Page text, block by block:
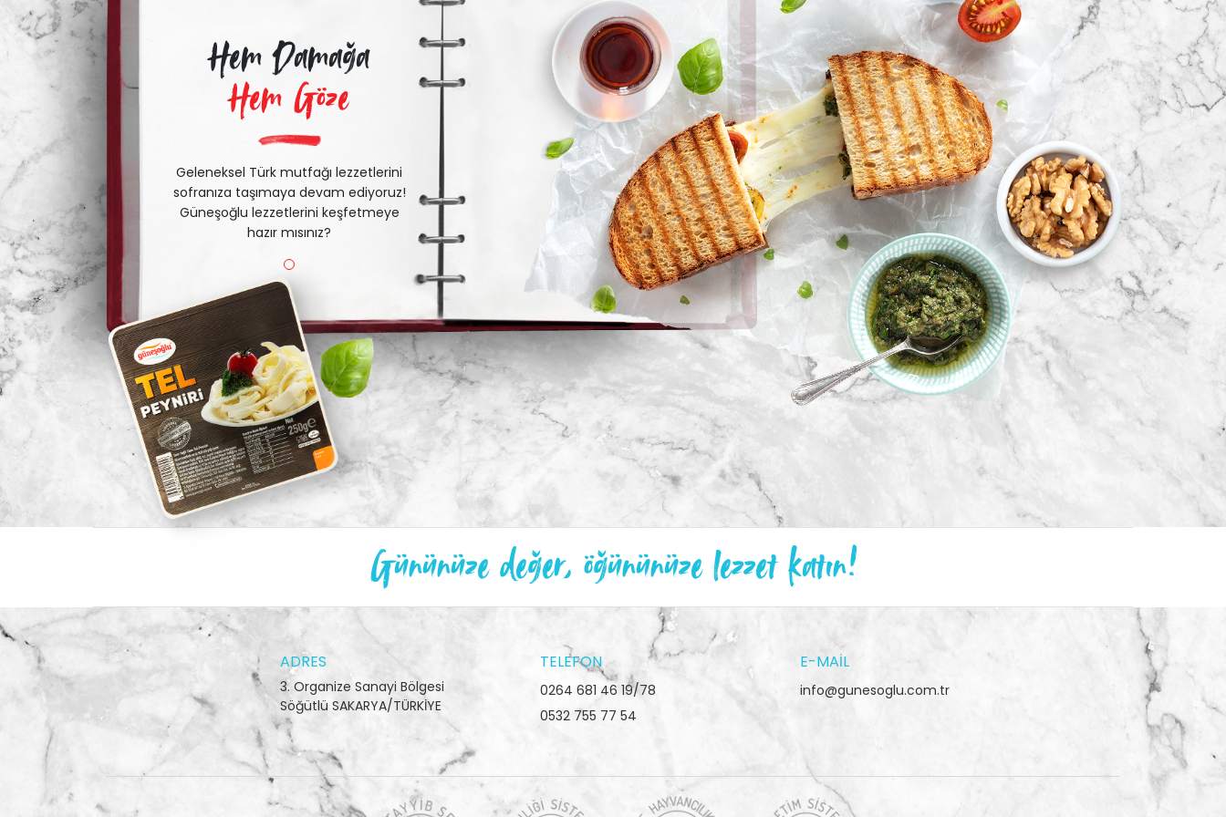
Hem Damağa
Hem Göze
Geleneksel Türk mutfağı lezzetlerini
sofranıza taşımaya devam ediyoruz!
Güneşoğlu lezzetlerini keşfetmeye
hazır mısınız?
Gününüze değer, öğününüze lezzet katın!
ADRES
3. Organize Sanayi Bölgesi
Söğütlü SAKARYA/TÜRKİYE
TELEFON
0264 681 46 19/78
0532 755 77 54
E-MAIL
info@gunesoglu.com.tr